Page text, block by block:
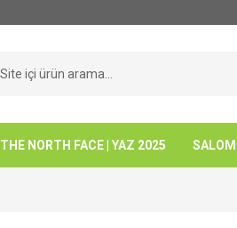
THE NORTH FACE | YAZ 2025